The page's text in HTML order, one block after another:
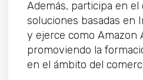
Además, participa en el
soluciones basadas en
y ejerce como Amazon
promoviendo la
en el ámbito del